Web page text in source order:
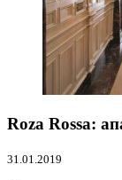
Roza Rossa:
31.01.2019